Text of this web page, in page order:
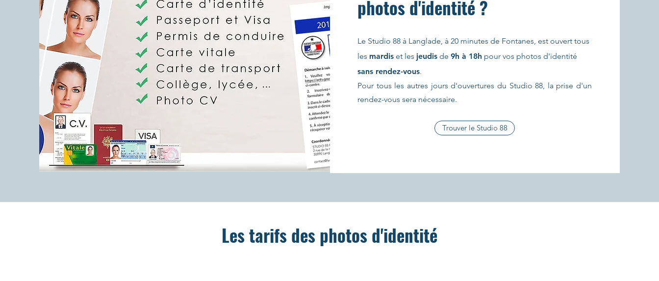
photos d'identité ?
Le Studio 88 à Langlade, à 20 minutes de Fontanes, est ouvert tous
les mardis et les jeudis de9h à 18h pour vos photos d'identité
sans rendez-vous.
Pour tous les autres jours d'ouvertures du Studio 88, la prise d'un
rendez-vous sera nécessaire.
Trouver le Studio 88
Les tarifs des photos d'identité